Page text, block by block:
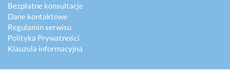
Bezpłatne konsultacje
Dane kontaktowe
Regulamin serwisu
Polityka Prywatności
Klauzula informacyjna